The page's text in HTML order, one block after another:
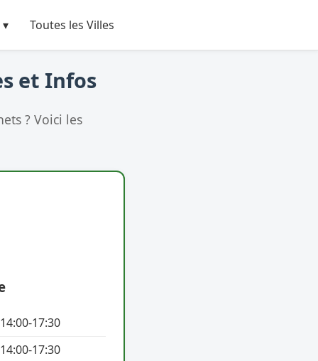
Toutes les Villes
et Infos
? Voici les
17:30
17:30